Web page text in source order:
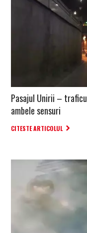
Pasajul Unirii –
ambele sensuri
CITESTE ARTICOLUL